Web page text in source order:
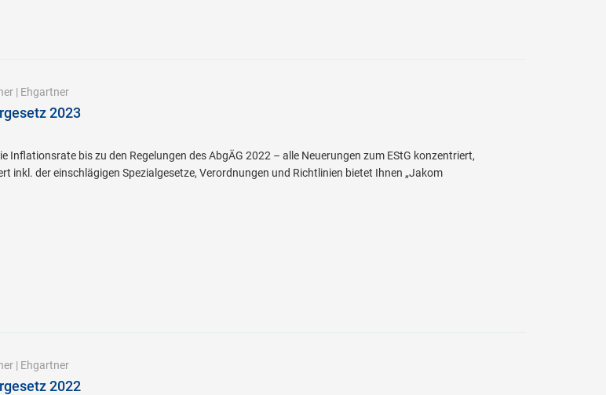
| Ehgartner
2023
Inflationsrate bis zu den Regelungen des AbgÄG 2022 – alle Neuerungen zum EStG konzentriert,
inkl. der einschlägigen Spezialgesetze, Verordnungen und Richtlinien bietet Ihnen „Jakom
| Ehgartner
2022